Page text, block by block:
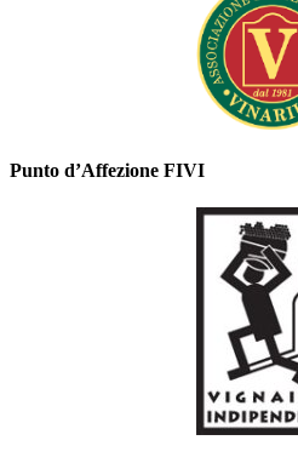
Chianti Classico DOCG - 2022
Punto d’Affezione FIVI